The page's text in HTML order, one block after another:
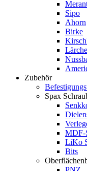
Sipo
Ahorn
Birke
Lärche
Zubehör
Spax
MDF-
LiKo
Bits